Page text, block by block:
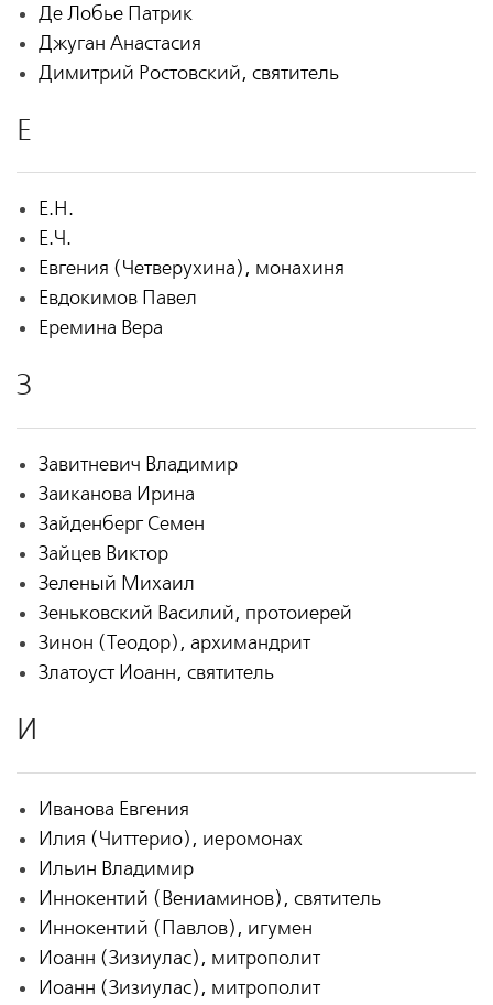
Де Лобье Патрик
Джуган Анастасия
Димитрий Ростовский, святитель
Е
Е.Н.
Е.Ч.
Евгения (Четверухина), монахиня
Евдокимов Павел
Еремина Вера
З
Завитневич Владимир
Заиканова Ирина
Зайденберг Семен
Зайцев Виктор
Зеленый Михаил
Зеньковский Василий, протоиерей
Зинон (Теодор), архимандрит
Златоуст Иоанн, святитель
И
Иванова Евгения
Илия (Читтерио), иеромонах
Ильин Владимир
Иннокентий (Вениаминов), святитель
Иннокентий (Павлов), игумен
Иоанн (Зизиулас), митрополит
Иоанн (Зизиулас), митрополит